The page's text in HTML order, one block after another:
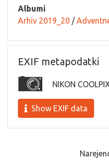
Albumi
Arhiv 2019_20 /
EXIF metapodatki
NIKON
Show EXIF data